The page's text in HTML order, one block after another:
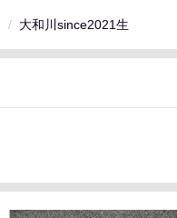
大和川since2021生